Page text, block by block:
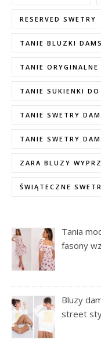
RESERVED SWETRY
TANIE BLUZKI
TANIE
TANIE SUKIENKI
TANIE SWETRY
TANIE SWETRY
ZARA BLUZY
ŚWIĄTECZNE
Tania
fasony
Bluzy
street